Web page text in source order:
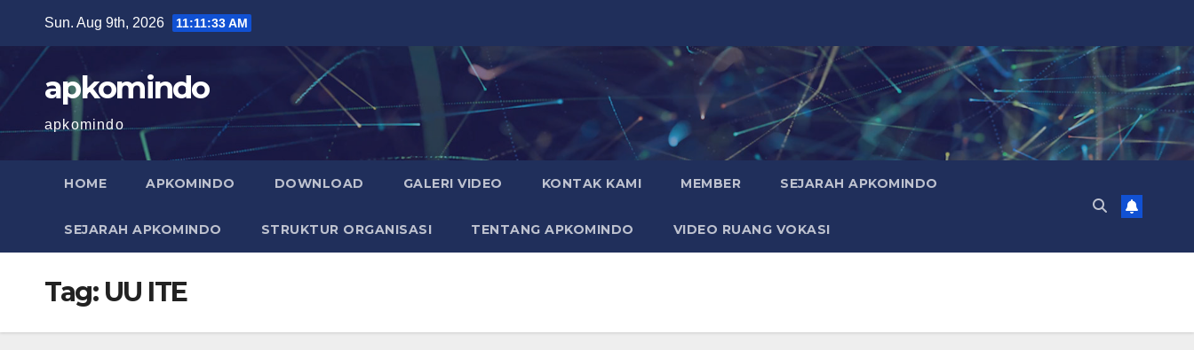
content
Sun. Aug 9th, 2026 11:11:33 AM
apkomindo
apkomindo
HOME APKOMINDO DOWNLOAD GALERI VIDEO KONTAK KAMI MEMBER SEJARAH APKOMINDO
SEJARAH APKOMINDO STRUKTUR ORGANISASI TENTANG APKOMINDO VIDEO RUANG VOKASI
Tag: UU ITE